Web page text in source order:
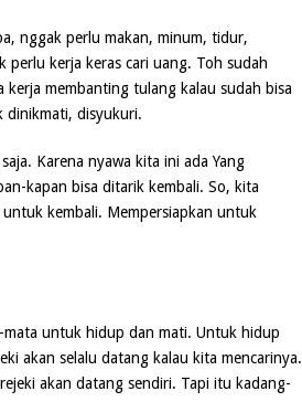
nggak perlu makan, minum, tidur,
perlu kerja keras cari uang. Toh sudah
membanting tulang kalau sudah bisa
dinikmati, disyukuri.
Karena nyawa kita ini ada Yang
kapan bisa ditarik kembali. So, kita
kembali. Mempersiapkan untuk
untuk hidup dan mati. Untuk hidup
akan selalu datang kalau kita mencarinya.
akan datang sendiri. Tapi itu kadang-